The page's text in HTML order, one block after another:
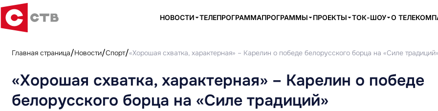
НОВОСТИ ТЕЛЕПРОГРАММАПРОГРАММЫ ПРОЕКТЫ ТОК-ШОУ О
Главная страница Новости Спорт «Хорошая схватка, характерная» – Карелин о победе белорусского борца на «Силе
«Хорошая схватка, характерная» – Карелин о победе
белорусского борца на «Силе традиций»